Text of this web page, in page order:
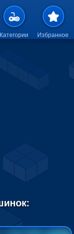
основному
Категории Избранное